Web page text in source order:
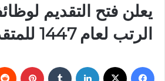
يعلن فتح التقديم
الرتب لعام 1447 للمتقدمين الجدد
فيسبوك لينكدإن